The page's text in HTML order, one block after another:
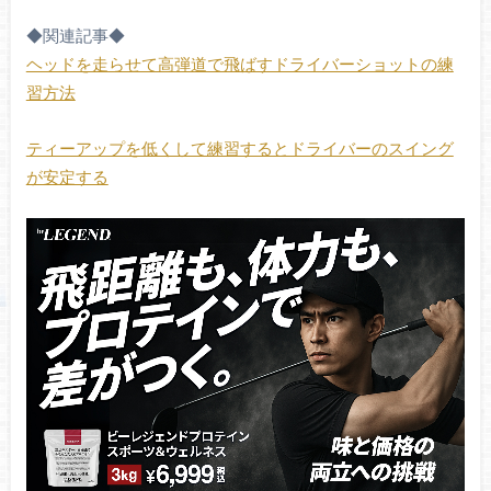
◆関連記事◆
ヘッドを走らせて高弾道で飛ばすドライバーショットの練
習方法
ティーアップを低くして練習するとドライバーのスイング
が安定する